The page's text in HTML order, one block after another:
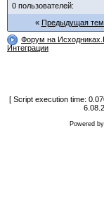
0 пользователей:
Предыдущая
Форум на
Интеграции
[ Script execution time:
Powered by